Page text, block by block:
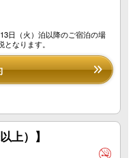
日（火）泊以降のご宿泊の場
なります。
上）】